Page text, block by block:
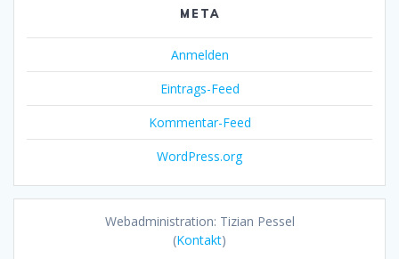
META
Anmelden
Eintrags-Feed
Kommentar-Feed
WordPress.org
Webadministration: Tizian Pessel
(Kontakt)